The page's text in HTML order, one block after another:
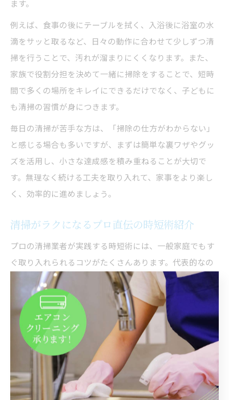
ます。
例えば、食事の後にテーブルを拭く、入浴後に浴室の水
滴をサッと取るなど、日々の動作に合わせて少しずつ清
掃を行うことで、汚れが溜まりにくくなります。また、
家族で役割分担を決めて一緒に掃除をすることで、短時
間で多くの場所をキレイにできるだけでなく、子どもに
も清掃の習慣が身につきます。
毎日の清掃が苦手な方は、「掃除の仕方がわからない」
と感じる場合も多いですが、まずは簡単な裏ワザやグッ
ズを活用し、小さな達成感を積み重ねることが大切で
す。無理なく続ける工夫を取り入れて、家事をより楽し
く、効率的に進めましょう。
清掃がラクになるプロ直伝の時短術紹介
プロの清掃業者が実践する時短術には、一般家庭でもす
ぐ取り入れられるコツがたくさんあります。代表的なの
は「掃除道具の定位置管理」と「一筆書き掃除」です。
掃除道具を使いやすい場所にまとめておくことで、清掃
開始までの無駄な動きを減らせます。また、一筆書き掃
除とは、部屋を一周しながら一方向に進んで清掃を完了
させる方法で、戻り掃除や拭き残しを防げます。水回り
は「つけ置き」と「一時放置」を組み合わせると、こす
り洗いの手間を最小限にできます。